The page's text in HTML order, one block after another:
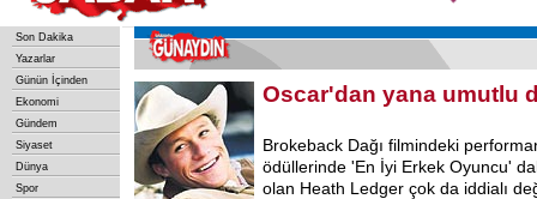
Son Dakika
Yazarlar
Günün İçinden
Ekonomi
Gündem
Siyaset
Dünya
Spor
Oscar'dan yana umutlu
Brokeback Dağı filmindeki
ödüllerinde 'En İyi Erkek Oyuncu'
olan Heath Ledger çok da iddialı